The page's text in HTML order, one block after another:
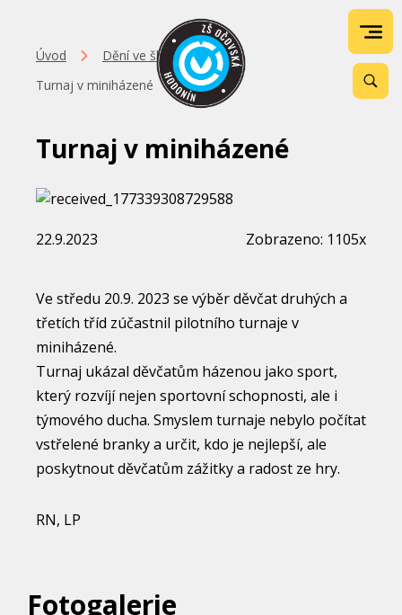
Úvod
Dění ve škole
Turnaj v miniházené
Turnaj v miniházené
22.9.2023 Zobrazeno: 1105x
Ve středu 20.9. 2023 se výběr děvčat druhých a
třetích tříd zúčastnil pilotního turnaje v
miniházené.
Turnaj ukázal děvčatům házenou jako sport,
který rozvíjí nejen sportovní schopnosti, ale i
týmového ducha. Smyslem turnaje nebylo počítat
vstřelené branky a určit, kdo je nejlepší, ale
poskytnout děvčatům zážitky a radost ze hry.
RN, LP
Fotogalerie